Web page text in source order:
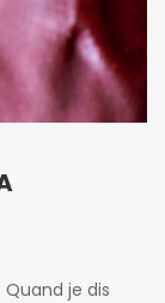
Quand je dis